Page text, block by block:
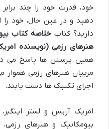
خود، قدرت خود را چند
دهید و در عین حال، خود را
دارید؟ کتاب خلاصه کتاب
هنرهای رزمی (نویسنده
همین پرسش ها پاسخ می
مربیان هنرهای رزمی هموار
اجرای تکنیک ها دست یابند.
امریک آریس و لستر
بیومکانیک و هنرهای